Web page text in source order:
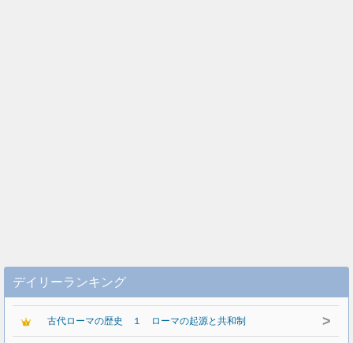
デイリーランキング
古代ローマの歴史 １ ローマの起源と共和制 >